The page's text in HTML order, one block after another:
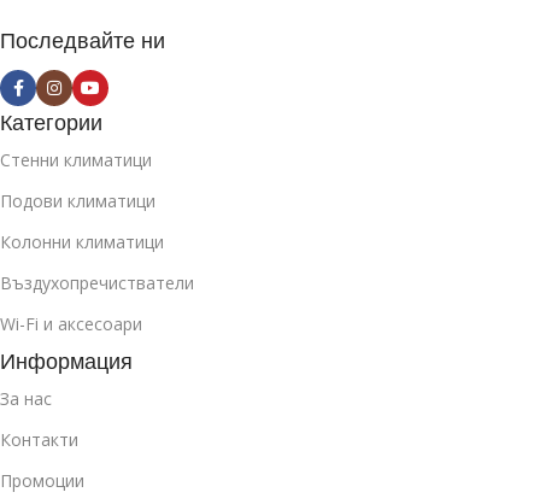
Последвайте ни
Категории
Стенни климатици
Подови климатици
Колонни климатици
Въздухопречистватели
Wi-Fi и аксесоари
Информация
За нас
Контакти
Промоции